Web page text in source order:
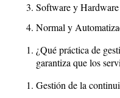
Software y Hardware
Normal y
¿Qué práctica de
garantiza que los
Gestión de la